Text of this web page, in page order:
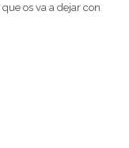
que os va a dejar con